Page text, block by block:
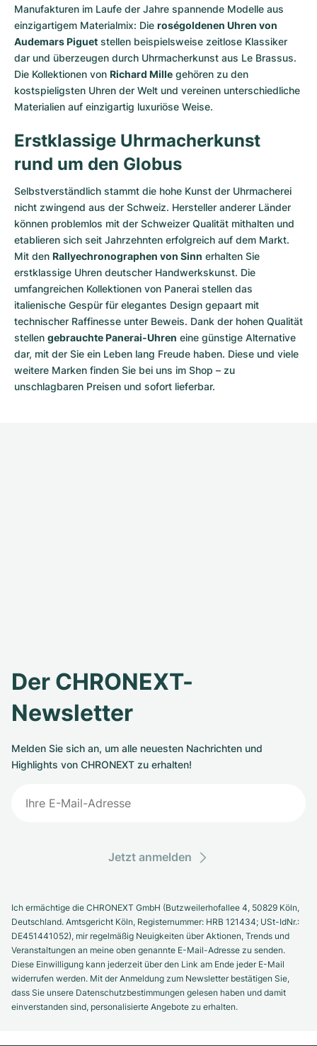
Manufakturen im Laufe der Jahre spannende Modelle aus
einzigartigem Materialmix: Die roségoldenen Uhren von
Audemars Piguet stellen beispielsweise zeitlose Klassiker
dar und überzeugen durch Uhrmacherkunst aus Le Brassus.
Die Kollektionen von Richard Mille gehören zu den
kostspieligsten Uhren der Welt und vereinen unterschiedliche
Materialien auf einzigartig luxuriöse Weise.
Erstklassige Uhrmacherkunst
rund um den Globus
Selbstverständlich stammt die hohe Kunst der Uhrmacherei
nicht zwingend aus der Schweiz. Hersteller anderer Länder
können problemlos mit der Schweizer Qualität mithalten und
etablieren sich seit Jahrzehnten erfolgreich auf dem Markt.
Mit den Rallyechronographen von Sinn erhalten Sie
erstklassige Uhren deutscher Handwerkskunst. Die
umfangreichen Kollektionen von Panerai stellen das
italienische Gespür für elegantes Design gepaart mit
technischer Raffinesse unter Beweis. Dank der hohen Qualität
stellen gebrauchte Panerai-Uhren eine günstige Alternative
dar, mit der Sie ein Leben lang Freude haben. Diese und viele
weitere Marken finden Sie bei uns im Shop – zu
unschlagbaren Preisen und sofort lieferbar.
Der CHRONEXT-
Newsletter
Melden Sie sich an, um alle neuesten Nachrichten und
Highlights von CHRONEXT zu erhalten!
Jetzt anmelden
Ich ermächtige die CHRONEXT GmbH (Butzweilerhofallee 4, 50829 Köln,
Deutschland. Amtsgericht Köln, Registernummer: HRB 121434; USt-IdNr.:
DE451441052), mir regelmäßig Neuigkeiten über Aktionen, Trends und
Veranstaltungen an meine oben genannte E-Mail-Adresse zu senden.
Diese Einwilligung kann jederzeit über den Link am Ende jeder E-Mail
widerrufen werden. Mit der Anmeldung zum Newsletter bestätigen Sie,
dass Sie unsere Datenschutzbestimmungen gelesen haben und damit
einverstanden sind, personalisierte Angebote zu erhalten.